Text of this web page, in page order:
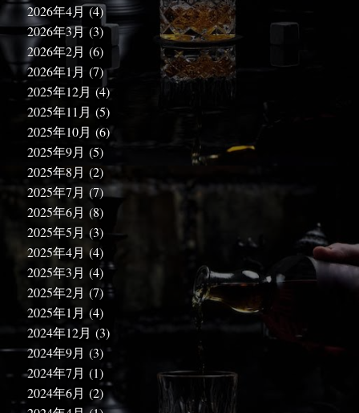
2026年4月(4)
2026年3月(3)
2026年2月 (6)
2026年1月 (7)
2025年12月 (4)
2025年11月 (5)
2025年10月 (6)
2025年9月 (5)
2025年8月 (2)
2025年7月 (7)
2025年6月 (8)
2025年5月 (3)
2025年4月 (4)
2025年3月 (4)
2025年2月 (7)
2025年1月 (4)
2024年12月 (3)
2024年9月 (3)
2024年7月 (1)
2024年6月 (2)